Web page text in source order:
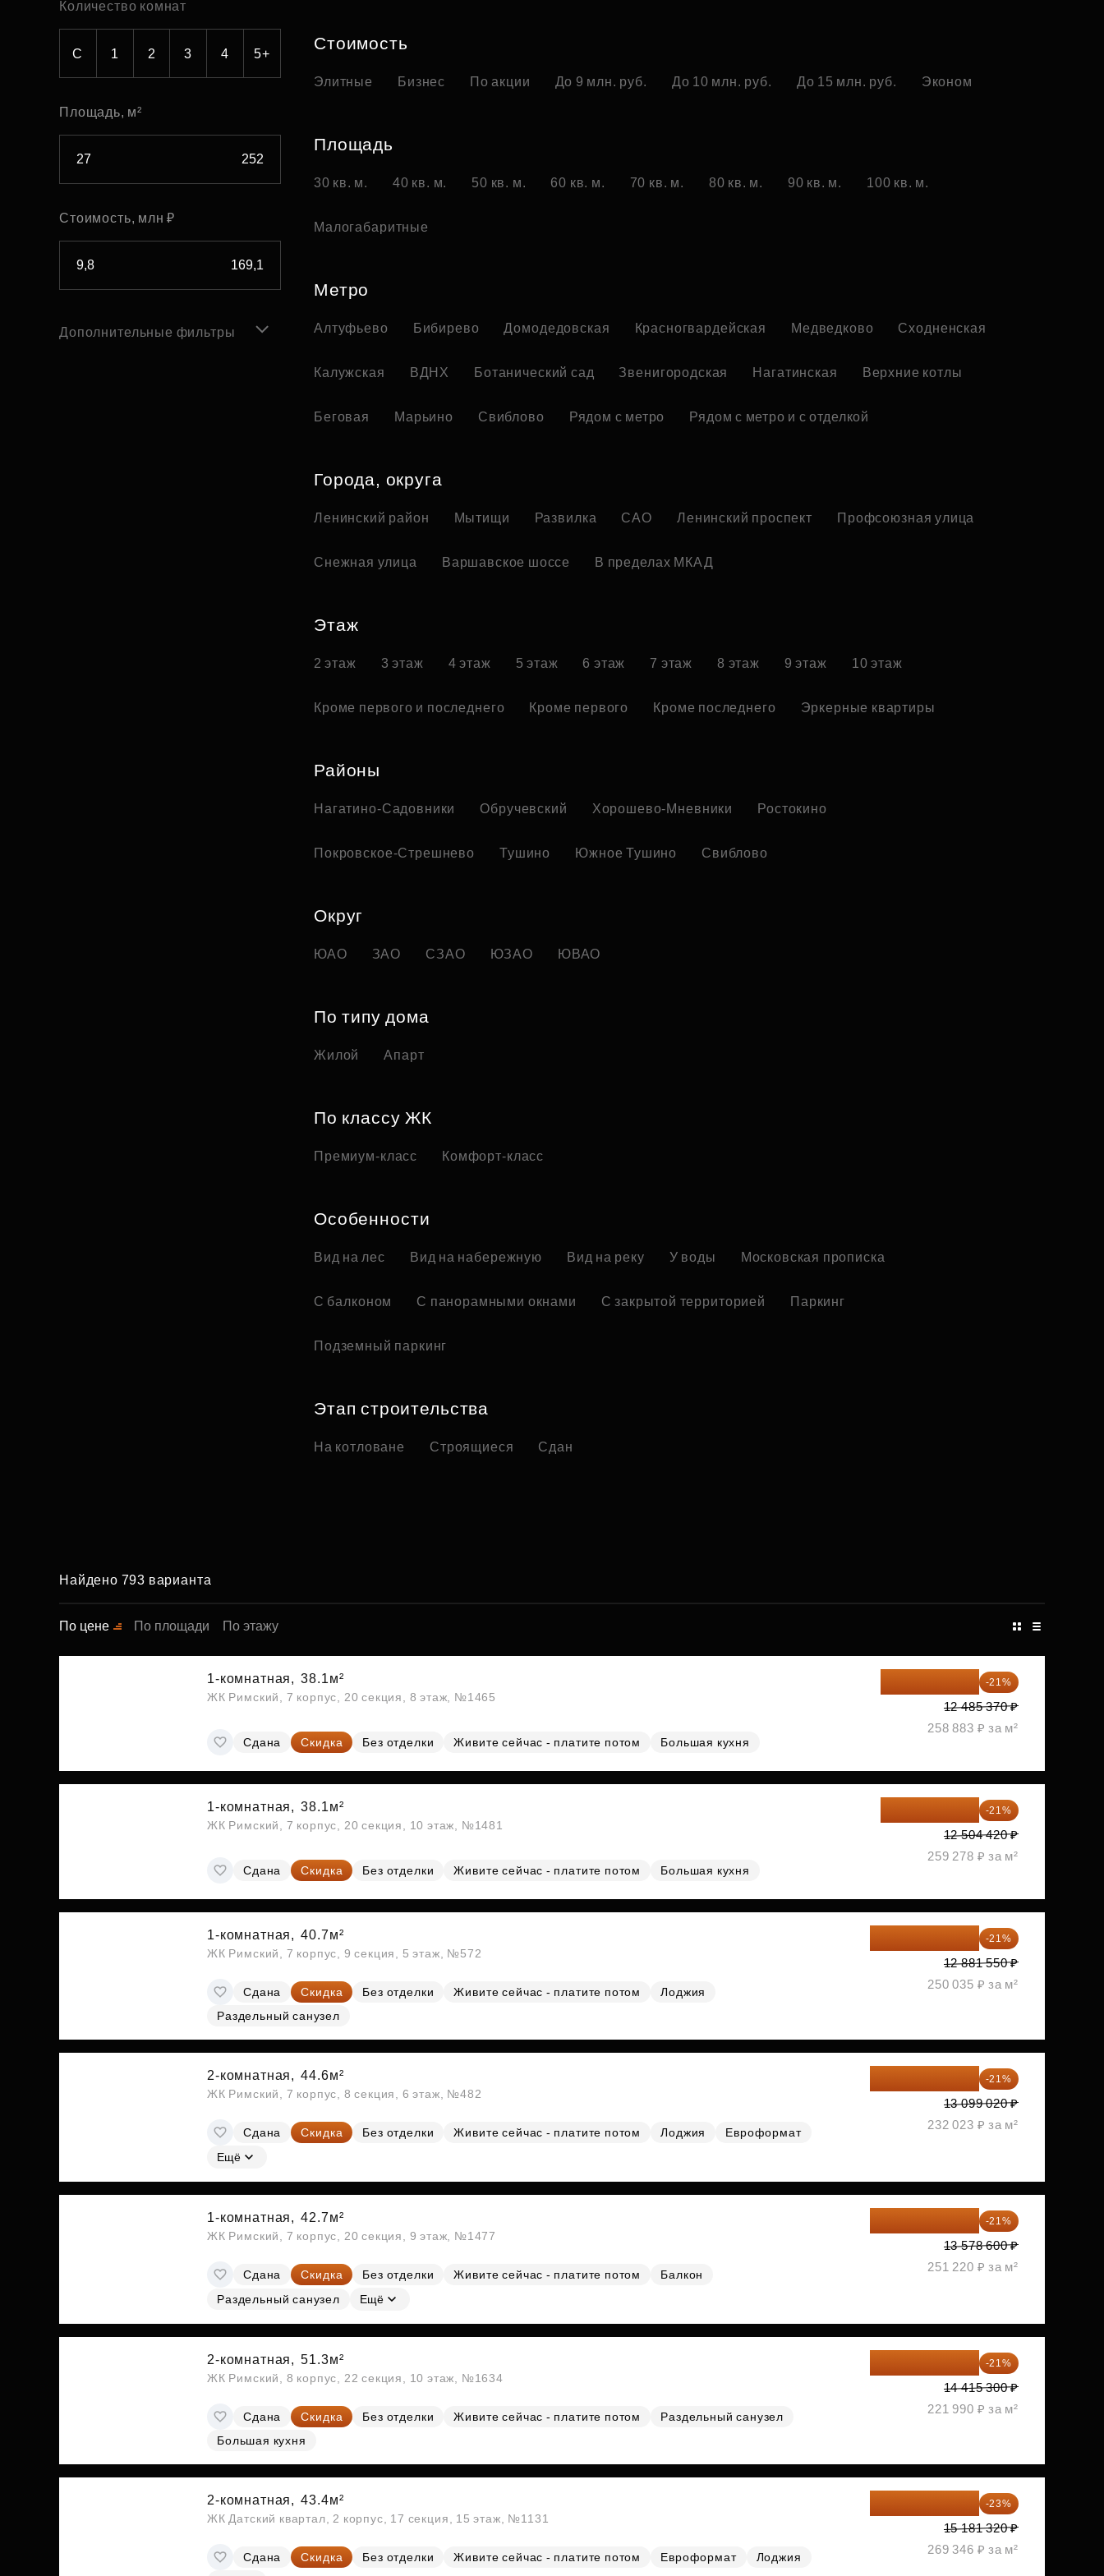
Количество комнат
С 1 2 3 4 5+
Площадь, м²
Стоимость, млн ₽
Дополнительные фильтры
Стоимость
Элитные Бизнес По акции До 9 млн. руб. До 10 млн. руб. До 15 млн. руб. Эконом
Площадь
30 кв. м. 40 кв. м. 50 кв. м. 60 кв. м. 70 кв. м. 80 кв. м. 90 кв. м. 100 кв. м.
Малогабаритные
Метро
Алтуфьево Бибирево Домодедовская Красногвардейская Медведково Сходненская
Калужская ВДНХ Ботанический сад Звенигородская Нагатинская Верхние котлы
Беговая Марьино Свиблово Рядом с метро Рядом с метро и с отделкой
Города, округа
Ленинский район Мытищи Развилка САО Ленинский проспект Профсоюзная улица
Снежная улица Варшавское шоссе В пределах МКАД
Этаж
2 этаж 3 этаж 4 этаж 5 этаж 6 этаж 7 этаж 8 этаж 9 этаж 10 этаж
Кроме первого и последнего Кроме первого Кроме последнего Эркерные квартиры
Районы
Нагатино-Садовники Обручевский Хорошево-Мневники Ростокино
Покровское-Стрешнево Тушино Южное Тушино Свиблово
Округ
ЮАО ЗАО СЗАО ЮЗАО ЮВАО
По типу дома
Жилой Апарт
По классу ЖК
Премиум-класс Комфорт-класс
Особенности
Вид на лес Вид на набережную Вид на реку У воды Московская прописка
С балконом С панорамными окнами С закрытой территорией Паркинг
Подземный паркинг
Этап строительства
На котловане Строящиеся Сдан
Найдено 793 варианта
По цене По площади По этажу
1-комнатная, 38.1м²
ЖК Римский, 7 корпус, 20 секция, 8 этаж, №1465
Сдана Скидка Без отделки Живите сейчас - платите потом Большая кухня
-21%
12 485 370 ₽
258 883 ₽ за м²
1-комнатная, 38.1м²
ЖК Римский, 7 корпус, 20 секция, 10 этаж, №1481
Сдана Скидка Без отделки Живите сейчас - платите потом Большая кухня
-21%
12 504 420 ₽
259 278 ₽ за м²
1-комнатная, 40.7м²
ЖК Римский, 7 корпус, 9 секция, 5 этаж, №572
Сдана Скидка Без отделки Живите сейчас - платите потом
Лоджия
Раздельный санузел
-21%
12 881 550 ₽
250 035 ₽ за м²
2-комнатная, 44.6м²
ЖК Римский, 7 корпус, 8 секция, 6 этаж, №482
Сдана Скидка Без отделки Живите сейчас - платите потом Лоджия
Евроформат
Ещё
-21%
13 099 020 ₽
232 023 ₽ за м²
1-комнатная, 42.7м²
ЖК Римский, 7 корпус, 20 секция, 9 этаж, №1477
Сдана Скидка Без отделки Живите сейчас - платите потом
Балкон
Раздельный санузел
Ещё
-21%
13 578 600 ₽
251 220 ₽ за м²
2-комнатная, 51.3м²
ЖК Римский, 8 корпус, 22 секция, 10 этаж, №1634
Сдана Скидка Без отделки Живите сейчас - платите потом
Раздельный санузел
Большая кухня
-21%
14 415 300 ₽
221 990 ₽ за м²
2-комнатная, 43.4м²
ЖК Датский квартал, 2 корпус, 17 секция, 15 этаж, №1131
Сдана Скидка Без отделки Живите сейчас - платите потом Евроформат
Лоджия
-23%
15 181 320 ₽
269 346 ₽ за м²